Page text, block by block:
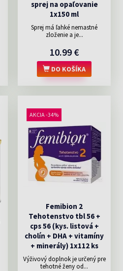
sprej na opaľovanie
1x150 ml
Sprej má ľahké nemastné
zloženie a je...
10.99 €
DO KOŠÍKA
AKCIA -34%
Femibion 2
Tehotenstvo tbl 56 +
cps 56 (kys. listová +
cholín + DHA + vitamíny
+ minerály) 1x112 ks
Výživový doplnok je určený pre
tehotné ženy od...